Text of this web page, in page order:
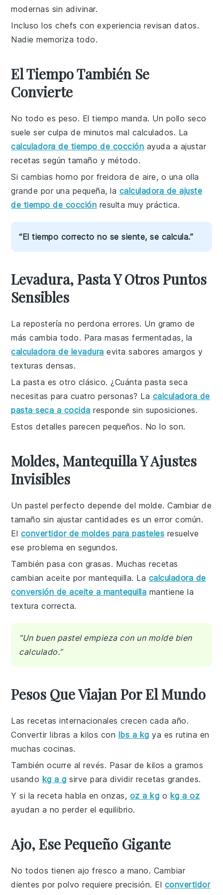
modernas sin adivinar.
Incluso los chefs con experiencia revisan datos.
Nadie memoriza todo.
El Tiempo También Se
Convierte
No todo es peso. El tiempo manda. Un pollo seco
suele ser culpa de minutos mal calculados. La
calculadora de tiempo de cocción ayuda a ajustar
recetas según tamaño y método.
Si cambias horno por freidora de aire, o una olla
grande por una pequeña, la calculadora de ajuste
de tiempo de cocción resulta muy práctica.
“El tiempo correcto no se siente, se calcula.”
Levadura, Pasta Y Otros Puntos
Sensibles
La repostería no perdona errores. Un gramo de
más cambia todo. Para masas fermentadas, la
calculadora de levadura evita sabores amargos y
texturas densas.
La pasta es otro clásico. ¿Cuánta pasta seca
necesitas para cuatro personas? La calculadora de
pasta seca a cocida responde sin suposiciones.
Estos detalles parecen pequeños. No lo son.
Moldes, Mantequilla Y Ajustes
Invisibles
Un pastel perfecto depende del molde. Cambiar de
tamaño sin ajustar cantidades es un error común.
El convertidor de moldes para pasteles resuelve
ese problema en segundos.
También pasa con grasas. Muchas recetas
cambian aceite por mantequilla. La calculadora de
conversión de aceite a mantequilla mantiene la
textura correcta.
“Un buen pastel empieza con un molde bien
calculado.”
Pesos Que Viajan Por El Mundo
Las recetas internacionales crecen cada año.
Convertir libras a kilos con lbs a kg ya es rutina en
muchas cocinas.
También ocurre al revés. Pasar de kilos a gramos
usando kg a g sirve para dividir recetas grandes.
Y si la receta habla en onzas, oz a kg o kg a oz
ayudan a no perder el equilibrio.
Ajo, Ese Pequeño Gigante
No todos tienen ajo fresco a mano. Cambiar
dientes por polvo requiere precisión. El convertidor